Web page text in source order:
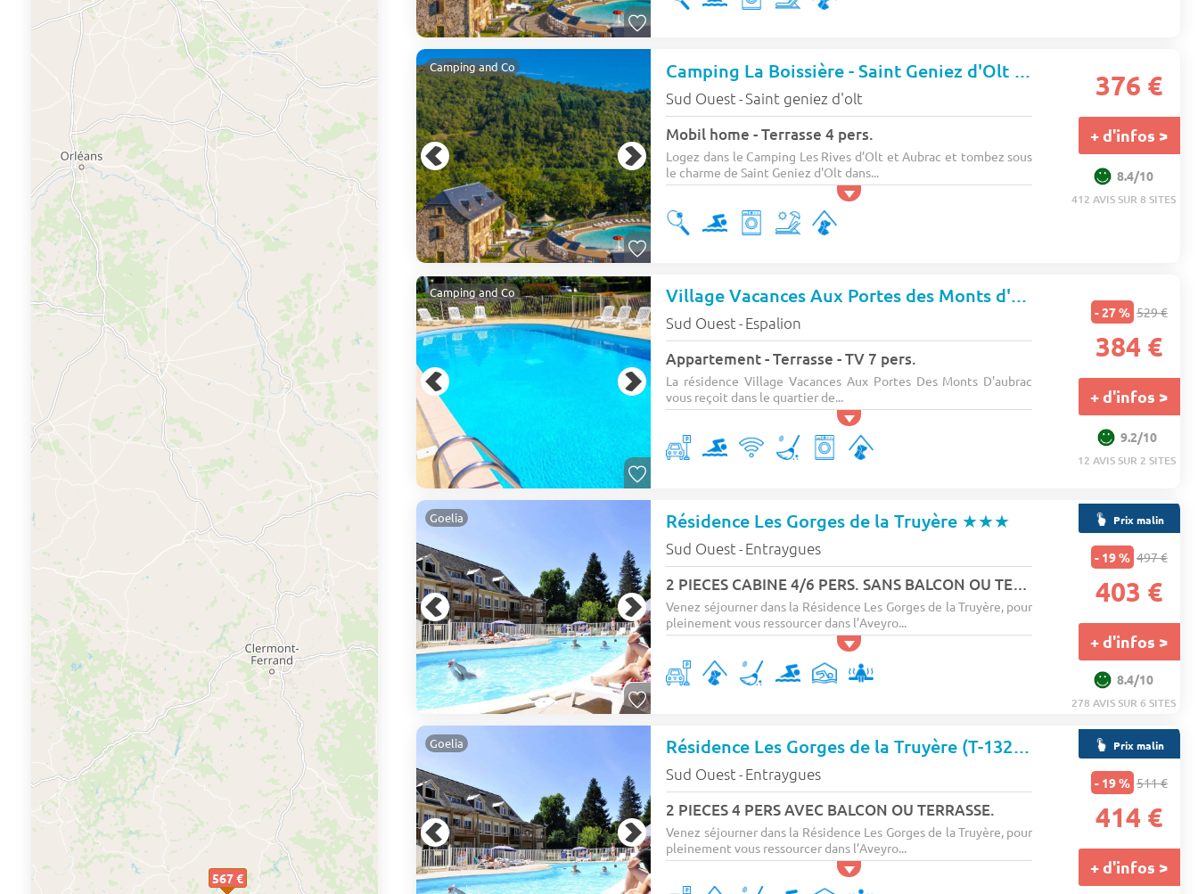
567 €
Camping and Co Camping La Boissière - Saint Geniez d'Olt
★★★★
Sud Ouest -Saint geniez d'olt
Mobil home - Terrasse 4 pers.
Logez dans le Camping Les Rives d’Olt et Aubrac et tombez sous
le charme de Saint Geniez d'Olt dans...
376 €
+ d'infos >
8.4/10
412 AVIS SUR 8 SITES
Camping and Co Village Vacances Aux Portes des Monts d'Aubrac
Sud Ouest- Espalion
Appartement - Terrasse - TV 7 pers.
La résidence Village Vacances Aux Portes Des Monts D'aubrac
vous reçoit dans le quartier de...
- 27 % 529 €
384 €
+ d'infos >
9.2/10
12 AVIS SUR 2 SITES
Goelia Résidence Les Gorges de la Truyère ★★★
Sud Ouest - Entraygues
2 PIECES CABINE 4/6 PERS. SANS BALCON OU TERRASSE
Venez séjourner dans la Résidence Les Gorges de la Truyère, pour
pleinement vous ressourcer dans l’Aveyro...
Prix malin
- 19 % 497 €
403 €
+ d'infos >
8.4/10
278 AVIS SUR 6 SITES
Goelia Résidence Les Gorges de la Truyère (T-13250)
Sud Ouest - Entraygues
2 PIECES 4 PERS AVEC BALCON OU TERRASSE.
Venez séjourner dans la Résidence Les Gorges de la Truyère, pour
pleinement vous ressourcer dans l’Aveyro...
Prix malin
- 19 % 511 €
414 €
+ d'infos >